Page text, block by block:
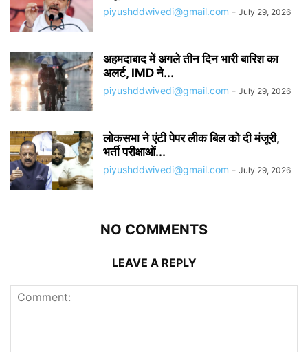
piyushddwivedi@gmail.com - July 29, 2026
अहमदाबाद में अगले तीन दिन भारी बारिश का
अलर्ट, IMD ने...
piyushddwivedi@gmail.com - July 29, 2026
लोकसभा ने एंटी पेपर लीक बिल को दी मंजूरी,
भर्ती परीक्षाओं...
piyushddwivedi@gmail.com - July 29, 2026
NO COMMENTS
LEAVE A REPLY